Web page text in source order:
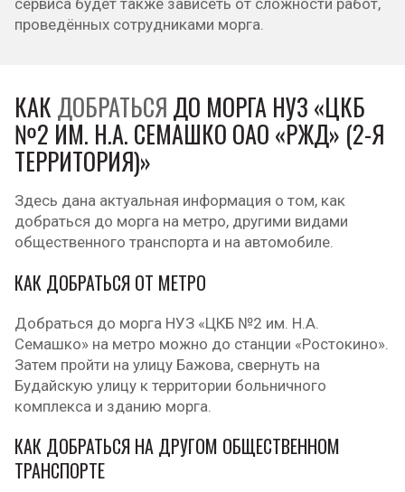
проведённых сотрудниками морга.
КАК ДОБРАТЬСЯ ДО МОРГА НУЗ «ЦКБ
№2 ИМ. Н.А. СЕМАШКО ОАО «РЖД» (2-Я
ТЕРРИТОРИЯ)»
Здесь дана актуальная информация о том, как
добраться до морга на метро, другими видами
общественного транспорта и на автомобиле.
КАК ДОБРАТЬСЯ ОТ МЕТРО
Добраться до морга НУЗ «ЦКБ №2 им. Н.А.
Семашко» на метро можно до станции «Ростокино».
Затем пройти на улицу Бажова, свернуть на
Будайскую улицу к территории больничного
комплекса и зданию морга.
КАК ДОБРАТЬСЯ НА ДРУГОМ ОБЩЕСТВЕННОМ
ТРАНСПОРТЕ